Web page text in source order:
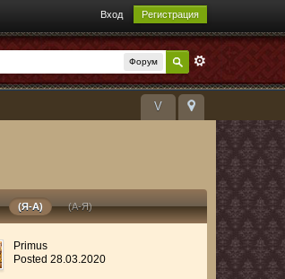
Вход Регистрация
Форум
V
(Я-А) (А-Я)
Primus
Posted 28.03.2020